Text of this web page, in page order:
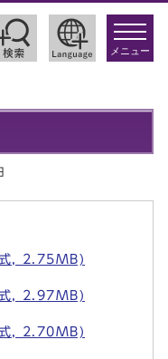
toggle
メニュー
, 2.75MB)
, 2.97MB)
, 2.70MB)